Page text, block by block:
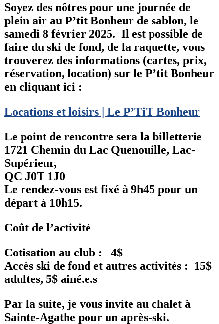
Soyez des nôtres pour une journée de
plein air au P’tit Bonheur de sablon, le
samedi 8 février 2025. Il est possible de
faire du ski de fond, de la raquette, vous
trouverez des informations (cartes, prix,
réservation, location) sur le P’tit Bonheur
en cliquant ici :
Locations et loisirs | Le P’TiT Bonheur
Le point de rencontre sera la billetterie
1721 Chemin du Lac Quenouille, Lac-
Supérieur,
QC J0T 1J0
Le rendez-vous est fixé à 9h45 pour un
départ à 10h15.
Coût de l’activité
Cotisation au club : 4$
Accès ski de fond et autres activités : 15$
adultes, 5$ ainé.e.s
Par la suite, je vous invite au chalet à
Sainte-Agathe pour un après-ski.